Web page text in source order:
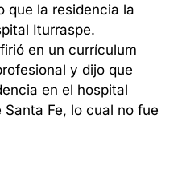
que la residencia la
Iturraspe.
en un currículum
y dijo que
en el hospital
Fe, lo cual no fue